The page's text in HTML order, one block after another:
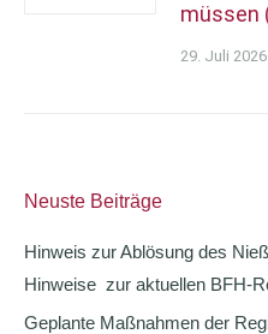
müssen
29. Juli 2026
Neuste Beiträge
Hinweis zur Ablösung des
Hinweise zur aktuellen BFH-
Geplante Maßnahmen der